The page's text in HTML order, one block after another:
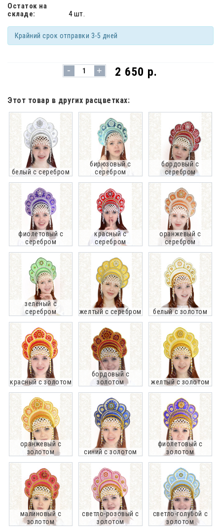
Остаток на
складе:
4 шт.
Крайний срок отправки 3-5 дней
- + 2 650 р.
Этот товар в других расцветках:
белый с серебром
бирюзовый с
серебром
бордовый с
серебром
фиолетовый с
серебром
красный с
серебром
оранжевый с
серебром
зелёный с
серебром
желтый с серебром белый с золотом
красный с золотом
бордовый с
золотом
желтый с золотом
оранжевый с
золотом
синий с золотом
фиолетовый с
золотом
малиновый с
золотом
светло-розовый с
золотом
светло-голубой с
золотом